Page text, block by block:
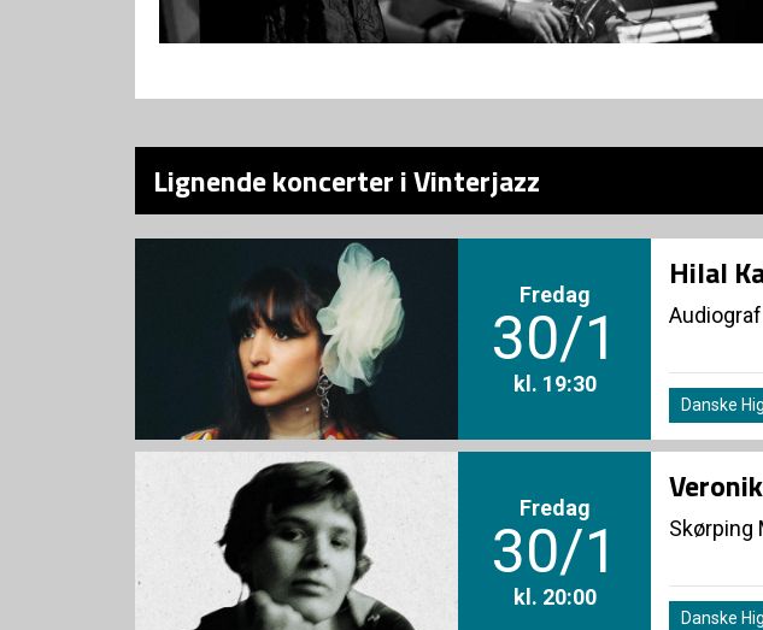
Lignende koncerter i Vinterjazz
Fredag
30/1
kl. 19:30
Hilal
Danske
Fredag
30/1
kl. 20:00
Skørping
Danske